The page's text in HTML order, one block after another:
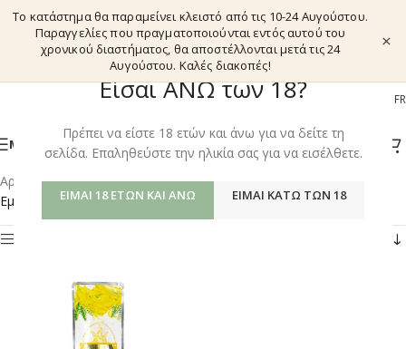
Είσαι ΑΝΩ των 18?
Πρέπει να είστε 18 ετών και άνω για να δείτε τη
σελίδα. Επαληθεύστε την ηλικία σας για να εισέλθετε.
ΕΊΜΑΙ 18 ΕΤΏΝ ΚΑΙ ΆΝΩ ΕΊΜΑΙ ΚΆΤΩ ΤΩΝ 18
Το κατάστημα θα παραμείνει κλειστό από τις 10-24 Αυγούστου.
Παραγγελίες που πραγματοποιούνται εντός αυτού του
χρονικού διαστήματος, θα αποστέλλονται μετά τις 24
Αυγούστου. Καλές διακοπές!
×
EL FR
ΜΕΝΟΎ
Αρχική σελίδα/Shop/Προϊόντα με ετικέτα “HERB RESINS”
Εμφάνιση του μοναδικού αποτελέσματος